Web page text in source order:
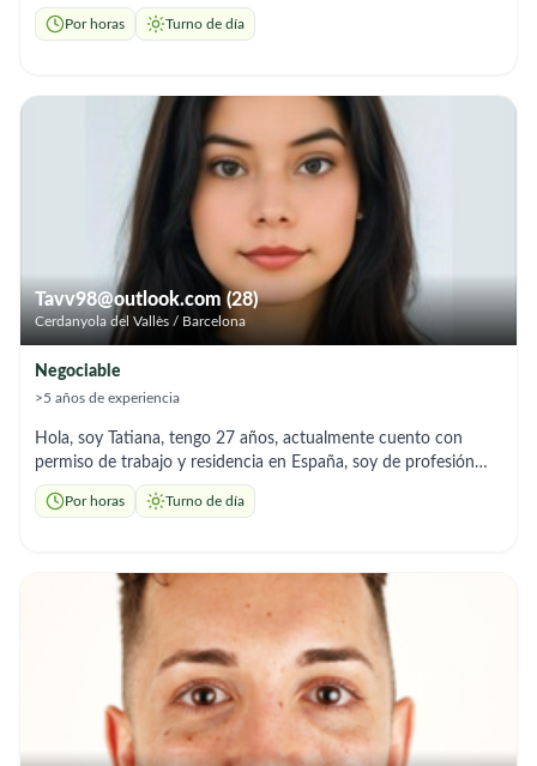
enfermedades de Alzheimer y Parkinson. Referencia
demostrables y mucha vocación por mi trabajo. Ofrezco
Por horas Turno de día
Tavv98@outlook.com (28)
Cerdanyola del Vallès / Barcelona
Negociable
>5 años de experiencia
Hola, soy Tatiana, tengo 27 años, actualmente cuento con
permiso de trabajo y residencia en España, soy de profesión
auxiliar de enfermería con 6 años de experiencia. Ofrezco
ayuda a domicilio con acompañamiento, preparación de
Por horas Turno de día